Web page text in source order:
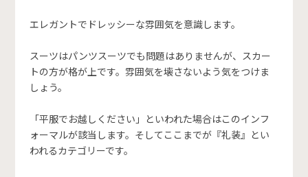
エレガントでドレッシーな雰囲気を意識します。
スーツはパンツスーツでも問題はありませんが、スカー
トの方が格が上です。雰囲気を壊さないよう気をつけま
しょう。
「平服でお越しください」といわれた場合はこのインフ
ォーマルが該当します。そしてここまでが『礼装』とい
われるカテゴリーです。